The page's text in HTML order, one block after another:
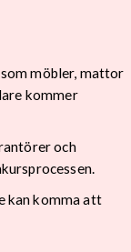
möbler, mattor
kommer
och
kan komma att